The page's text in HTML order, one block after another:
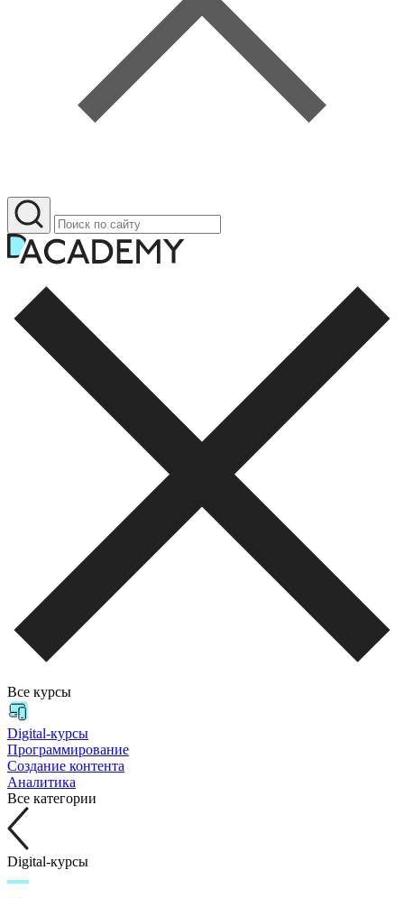
Все курсы
Digital-курсы
Программирование
Создание контента
Аналитика
Все категории
Digital-курсы